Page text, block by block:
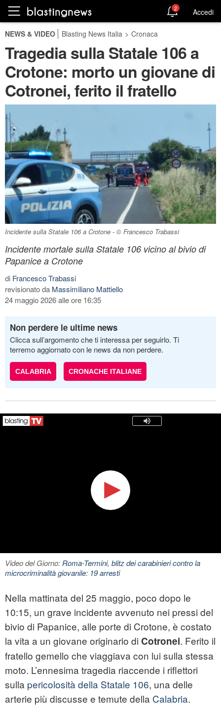
2 Accedi
NEWS & VIDEO Blasting News Italia > Cronaca
Tragedia sulla Statale 106 a
Crotone: morto un giovane di
Cotronei, ferito il fratello
Incidente sulla Statale 106 a Crotone - © Francesco Trabassi
Incidente mortale sulla Statale 106 vicino al bivio di
Papanice a Crotone
di Francesco Trabassi
revisionato da Massimiliano Mattiello
24 maggio 2026 alle ore 16:35
Non perdere le ultime news
Clicca sull’argomento che ti interessa per seguirlo. Ti
terremo aggiornato con le news da non perdere.
CALABRIA CRONACHE ITALIANE
Video del Giorno:Roma-Termini, blitz dei carabinieri contro la
microcriminalità giovanile: 19 arresti
Nella mattinata del 25 maggio, poco dopo le
10:15, un grave incidente avvenuto nei pressi del
bivio di Papanice, alle porte di Crotone, è costato
la vita a un giovane originario di Cotronei. Ferito il
fratello gemello che viaggiava con lui sulla stessa
moto. L’ennesima tragedia riaccende i riflettori
sulla pericolosità della Statale 106, una delle
arterie più discusse e temute della Calabria.